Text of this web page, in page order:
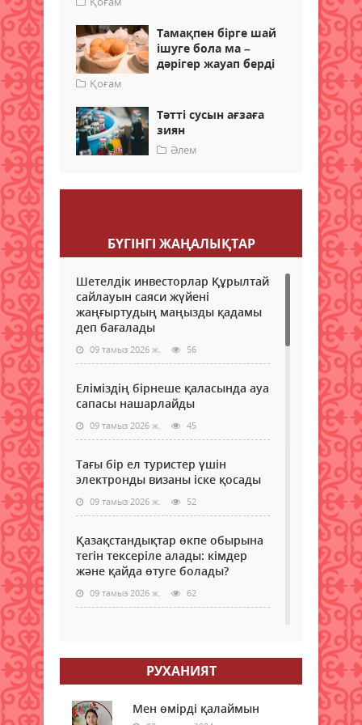
Тамақпен бірге шай
ішуге бола ма –
дәрігер жауап берді
Қоғам
Тәтті сусын ағзаға
зиян
Әлем
БҮГІНГI ЖАҢАЛЫҚТАР
Шетелдік инвесторлар Құрылтай
сайлауын саяси жүйені
жаңғыртудың маңызды қадамы
деп бағалады
09 тамыз 2026 ж. 56
Еліміздің бірнеше қаласында ауа
сапасы нашарлайды
09 тамыз 2026 ж. 45
Тағы бір ел туристер үшін
электронды визаны іске қосады
09 тамыз 2026 ж. 52
Қазақстандықтар өкпе обырына
тегін тексеріле алады: кімдер
және қайда өтуге болады?
09 тамыз 2026 ж. 62
жариялады
09 тамыз 2026 ж. 64
РУХАНИЯТ
Мен өмірді қалаймын